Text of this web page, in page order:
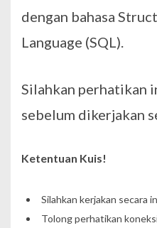
dengan bahasa
Language (SQL).
Silahkan perhatikan
sebelum dikerjakan
Ketentuan Kuis!
Silahkan kerjakan secara
Tolong perhatikan